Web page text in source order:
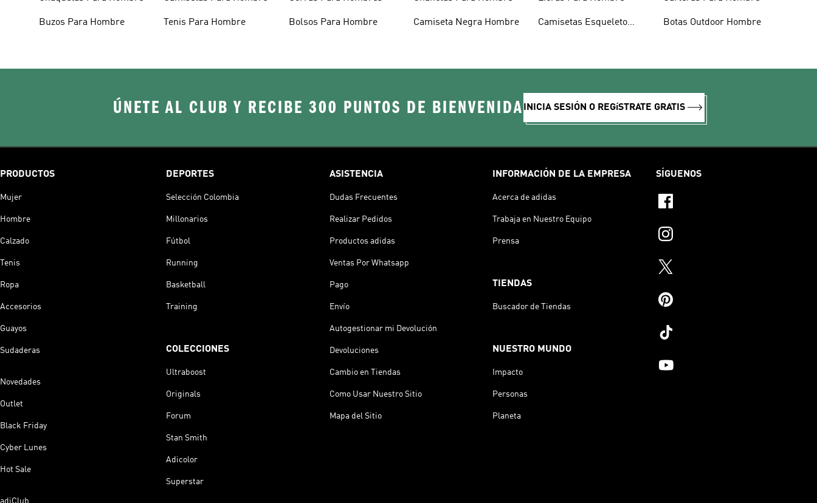
Buzos Para Hombre Tenis Para Hombre Bolsos Para Hombre Camiseta Negra Hombre
Camisetas Esqueleto
Botas Outdoor Hombre
ÚNETE AL CLUB Y RECIBE 300 PUNTOS DE BIENVENIDA INICIA SESIÓN O REGíSTRATE GRATIS
PRODUCTOS
Mujer
Hombre
Calzado
Tenis
Ropa
Accesorios
Guayos
Sudaderas
Novedades
Outlet
Black Friday
Cyber Lunes
Hot Sale
adiClub
DEPORTES
Selección Colombia
Millonarios
Fútbol
Running
Basketball
Training
COLECCIONES
Ultraboost
Originals
Forum
Stan Smith
Adicolor
Superstar
ASISTENCIA
Dudas Frecuentes
Realizar Pedidos
Productos adidas
Ventas Por Whatsapp
Pago
Envío
Autogestionar mi Devolución
Devoluciones
Cambio en Tiendas
Como Usar Nuestro Sitio
Mapa del Sitio
INFORMACIÓN DE LA EMPRESA
Acerca de adidas
Trabaja en Nuestro Equipo
Prensa
TIENDAS
Buscador de Tiendas
NUESTRO MUNDO
Impacto
Personas
Planeta
SÍGUENOS